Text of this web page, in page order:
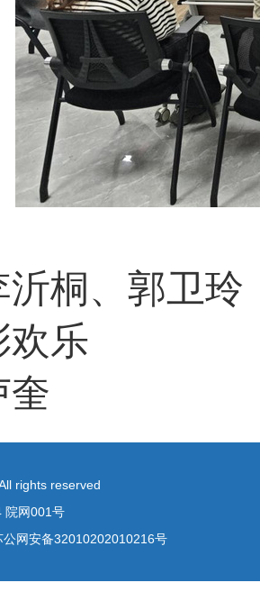
沂桐、郭卫玲
欢乐
奎
rights reserved
院网001号
网安备32010202010216号